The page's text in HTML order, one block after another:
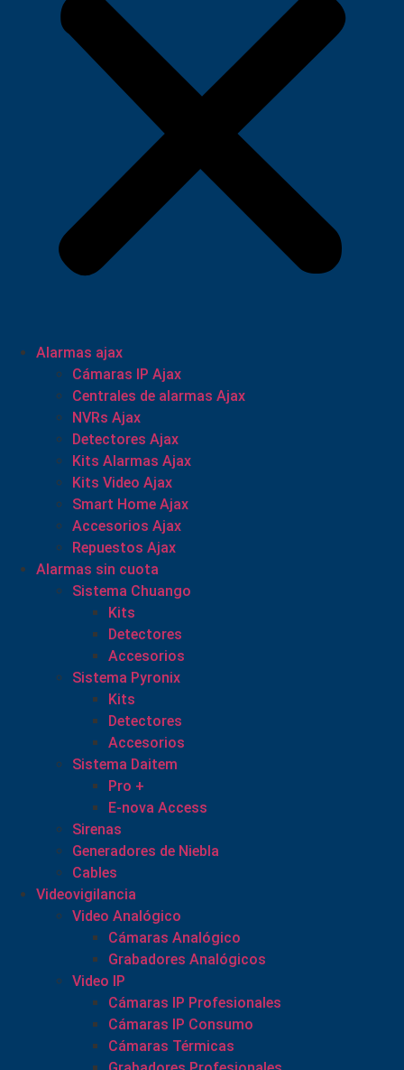
Alarmas ajax
Cámaras IP Ajax
Centrales de alarmas Ajax
NVRs Ajax
Detectores Ajax
Kits Alarmas Ajax
Kits Video Ajax
Smart Home Ajax
Accesorios Ajax
Repuestos Ajax
Alarmas sin cuota
Sistema Chuango
Kits
Detectores
Accesorios
Sistema Pyronix
Kits
Detectores
Accesorios
Sistema Daitem
Pro +
E-nova Access
Sirenas
Generadores de Niebla
Cables
Videovigilancia
Video Analógico
Cámaras Analógico
Grabadores Analógicos
Video IP
Cámaras IP Profesionales
Cámaras IP Consumo
Cámaras Térmicas